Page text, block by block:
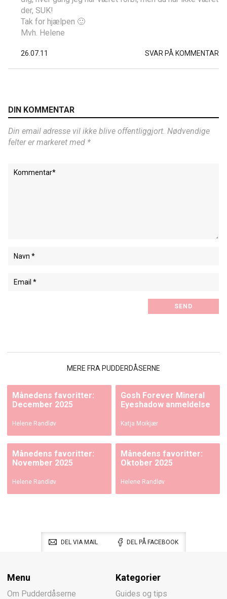
der, SUK!
Tak for hjælpen 🙂
Mvh. Helene
26.07.11 SVAR PÅ KOMMENTAR
DIN KOMMENTAR
Din email adresse vil ikke blive offentliggjort. Nødvendige
felter er markeret med *
MERE FRA PUDDERDÅSERNE
Månedens favoritter:
December 2025
Helene Randløv
Gosh Forever Mineral
Eyeshadow anmeldelse
Katja Moikjær
Månedens favoritter:
November 2025
Helene Randløv
Månedens favoritter:
Oktober 2025
Helene Randløv
DEL VIA MAIL DEL PÅ FACEBOOK
Menu
Om Pudderdåserne
Kategorier
Guides og tips